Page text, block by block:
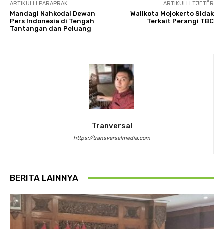
ARTIKULLI PARAPRAK
Mandagi Nahkodai Dewan
Pers Indonesia di Tengah
Tantangan dan Peluang
ARTIKULLI TJETËR
Walikota Mojokerto Sidak
Terkait Perangi TBC
Tranversal
https://transversalmedia.com
BERITA LAINNYA